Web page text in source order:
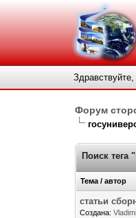
Здравствуйте,
Форум
Поиск тега
Тема / автор
статьи
Создана: